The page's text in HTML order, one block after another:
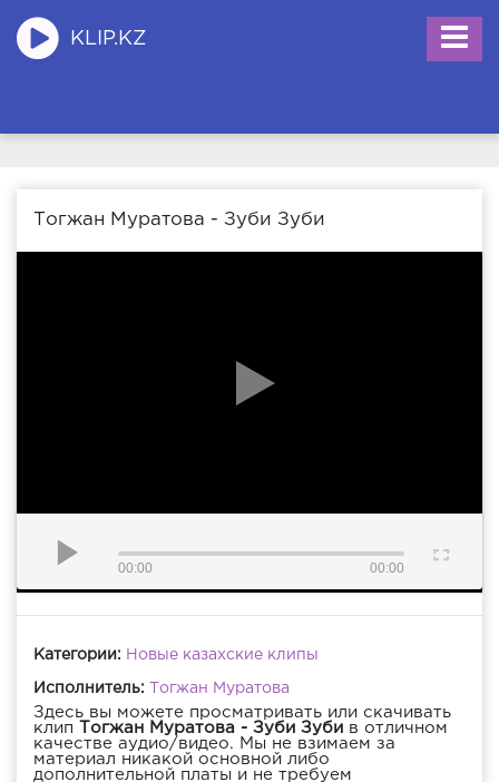
KLIP.KZ
Тогжан Муратова - Зуби Зуби
00:00 00:00
Категории: Новые казахские клипы
Исполнитель: Тогжан Муратова
Здесь вы можете просматривать или скачивать
клип
Тогжан Муратова - Зуби Зуби в отличном
качестве аудио/видео. Мы не взимаем за
материал никакой основной либо
дополнительной платы и не требуем